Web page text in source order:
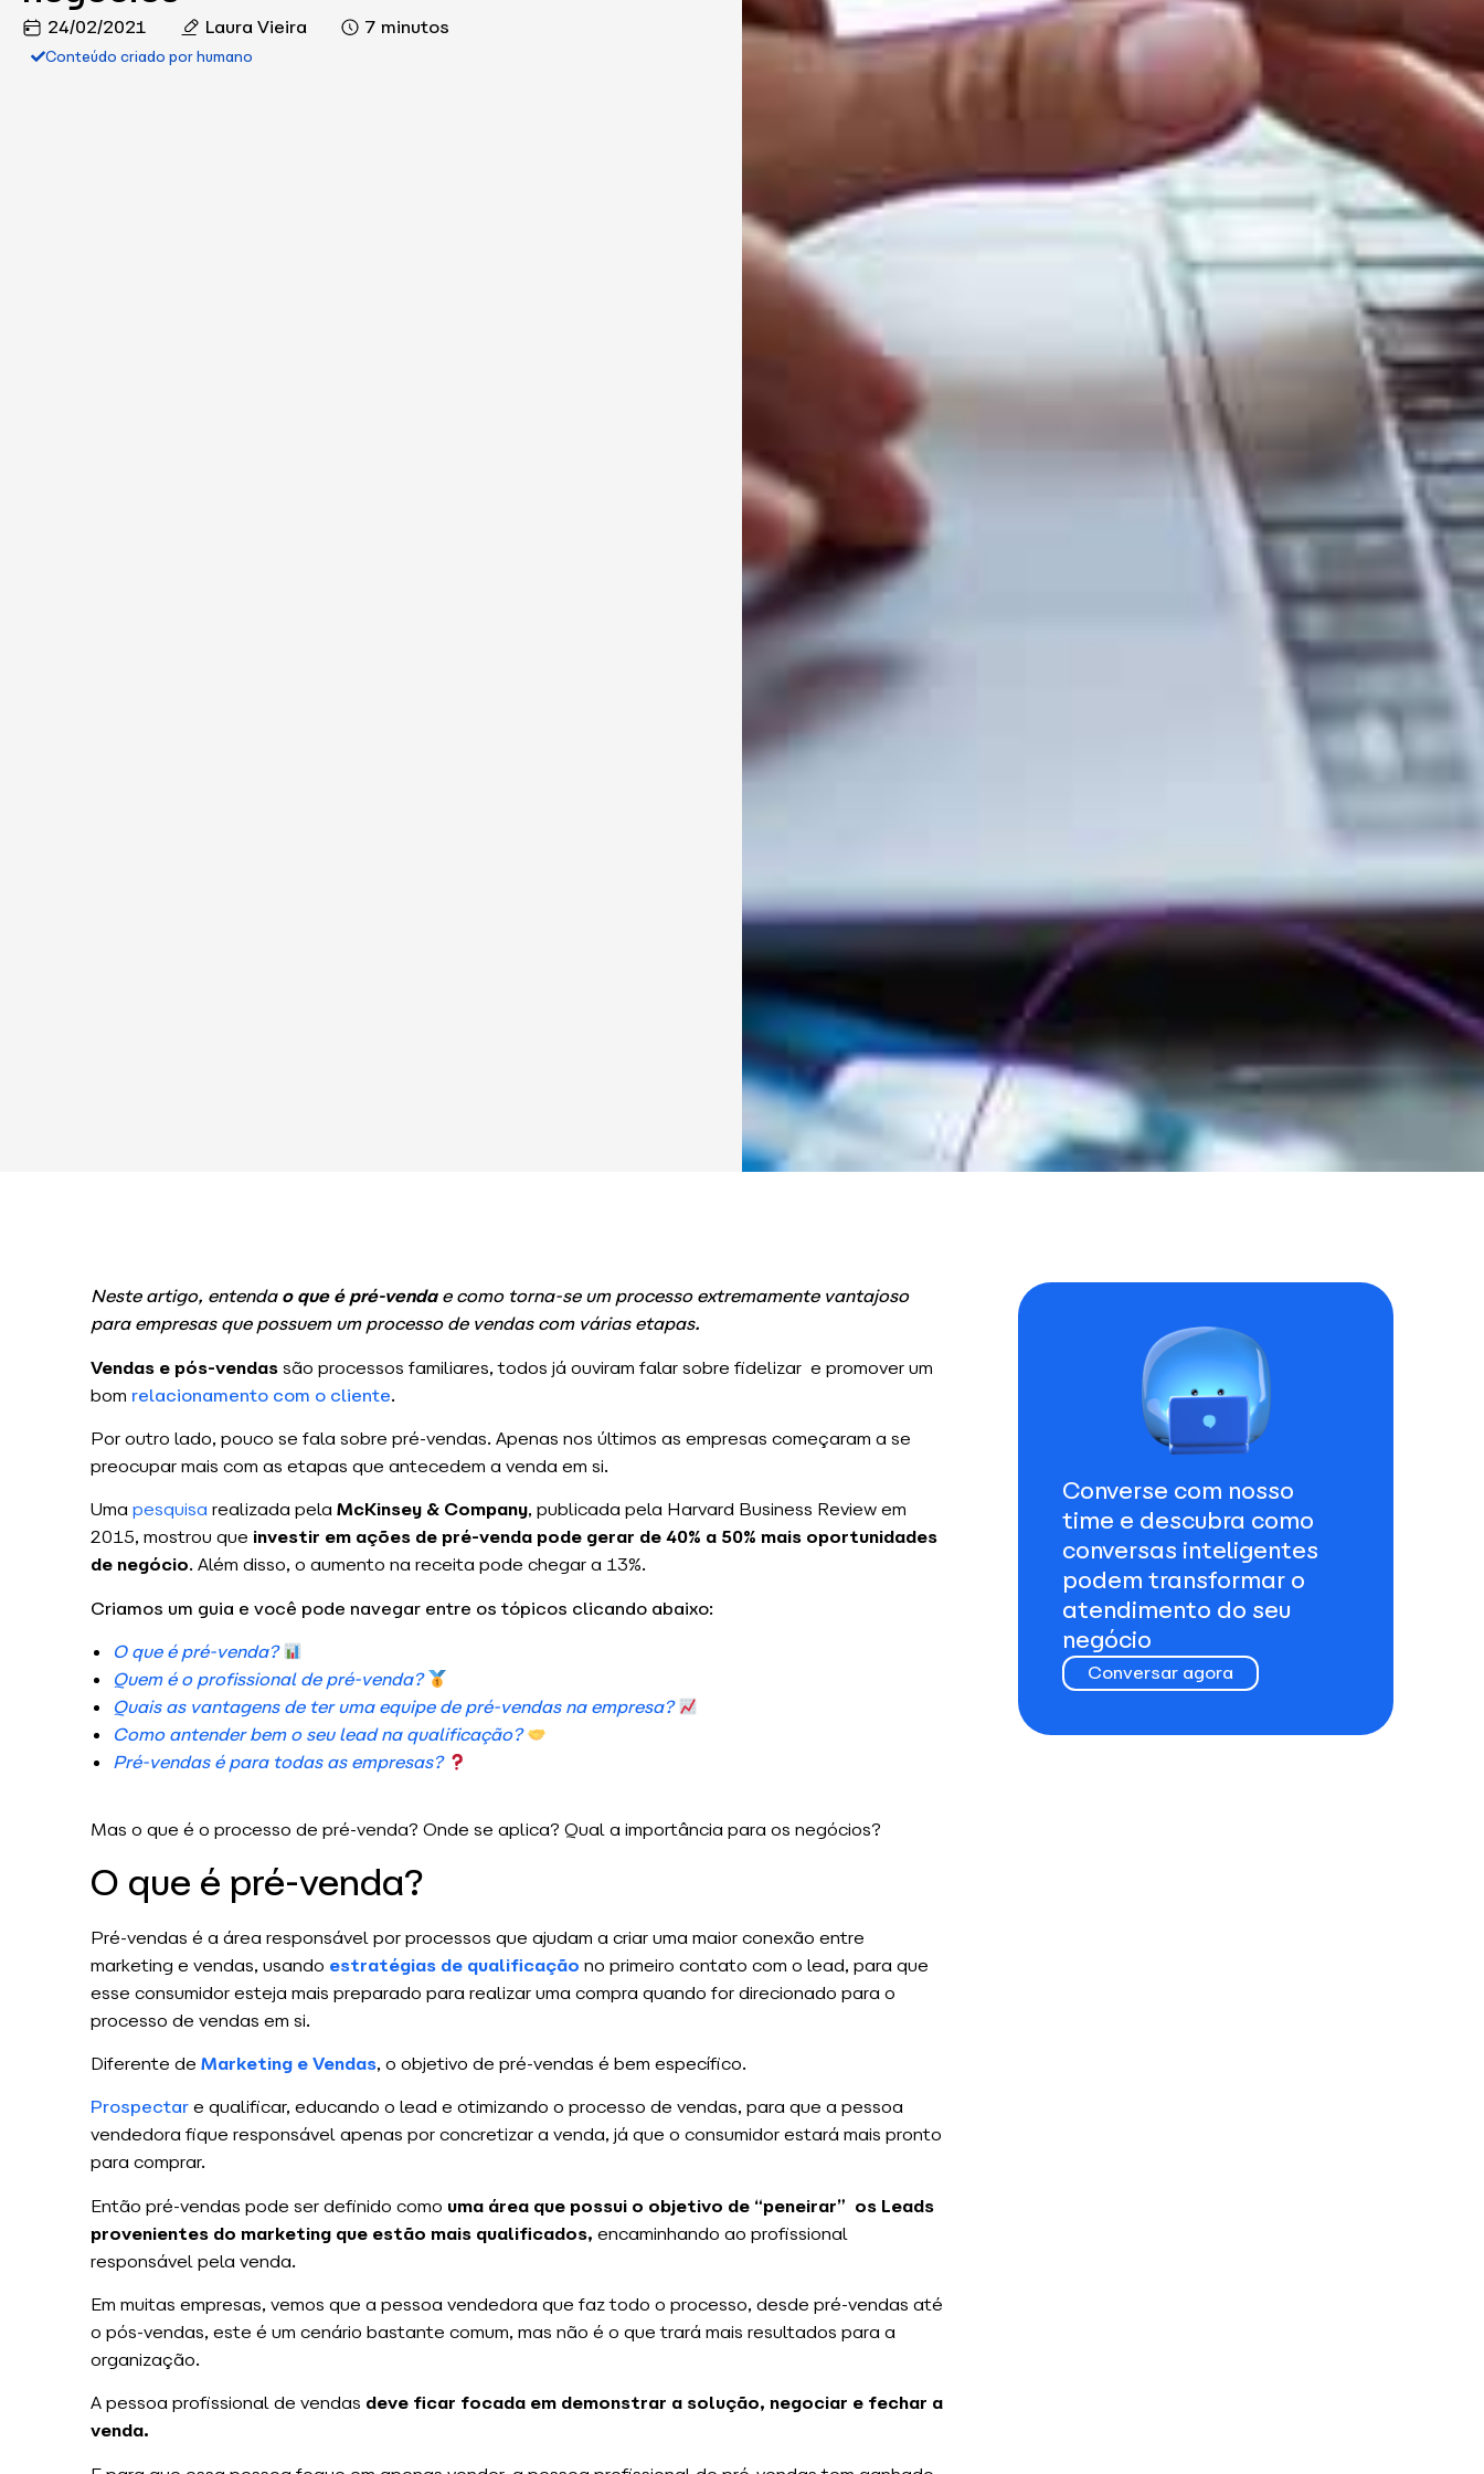
24/02/2021 Laura Vieira 7 minutos
Conteúdo criado por humano
Neste artigo, entendao que é pré-vendae como torna-se um processo extremamente vantajoso
para empresas que possuem um processo de vendas com várias etapas.
Vendas e pós-vendassão processos familiares, todos já ouviram falar sobre fidelizar e promover um
bom relacionamento com o cliente.
Por outro lado, pouco se fala sobre pré-vendas. Apenas nos últimos as empresas começaram a se
preocupar mais com as etapas que antecedem a venda em si.
Umapesquisarealizada pelaMcKinsey & Company, publicada pela Harvard Business Review em
2015, mostrou que investir em ações de pré-venda pode gerar de 40% a 50% mais oportunidades
de negócio. Além disso, o aumento na receita pode chegar a 13%.
Criamos um guia e você pode navegar entre os tópicos clicando abaixo:
O que é pré-venda?
Quem é o profissional de pré-venda?
Quais as vantagens de ter uma equipe de pré-vendas na empresa?
Como antender bem o seu lead naqualificação?
Pré-vendas é para todas as empresas?
Mas o que é o processo de pré-venda? Onde se aplica? Qual a importância para os negócios?
O que é pré-venda?
Pré-vendas é a área responsável por processos que ajudam a criar uma maior conexão entre
marketing e vendas, usando estratégias de qualificação no primeiro contato com o lead, para que
esse consumidor esteja mais preparado para realizar uma compra quando for direcionado para o
processo de vendas em si.
Diferente de Marketing e Vendas, o objetivo de pré-vendas é bem específico.
Prospectare qualificar, educando o lead e otimizando o processo de vendas, para que a pessoa
vendedora fique responsável apenas por concretizar a venda, já que o consumidor estará mais pronto
para comprar.
Então pré-vendas pode ser definido como uma área que possui o objetivo de “peneirar” os Leads
provenientes do marketing que estão mais qualificados, encaminhando ao profissional
responsável pela venda.
Em muitas empresas, vemos que a pessoa vendedora que faz todo o processo, desde pré-vendas até
o pós-vendas, este é um cenário bastante comum, mas não é o que trará mais resultados para a
organização.
A pessoa profissional de vendas deve ficar focada em demonstrar a solução, negociar e fechar a
venda.
Converse com nosso
time e descubra como
conversas inteligentes
podem transformar o
atendimento do seu
negócio
Conversar agora